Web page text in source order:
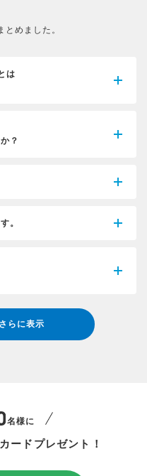
めました。
は
？
。
らに表示
名様に
ードプレゼント！